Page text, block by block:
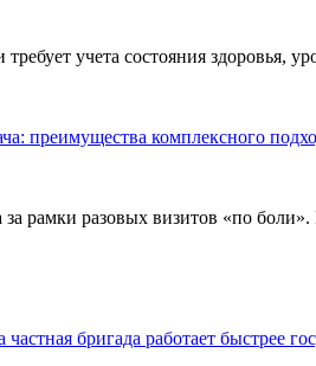
учета состояния здоровья,
преимущества комплексного
рамки разовых визитов «по
бригада работает быстрее